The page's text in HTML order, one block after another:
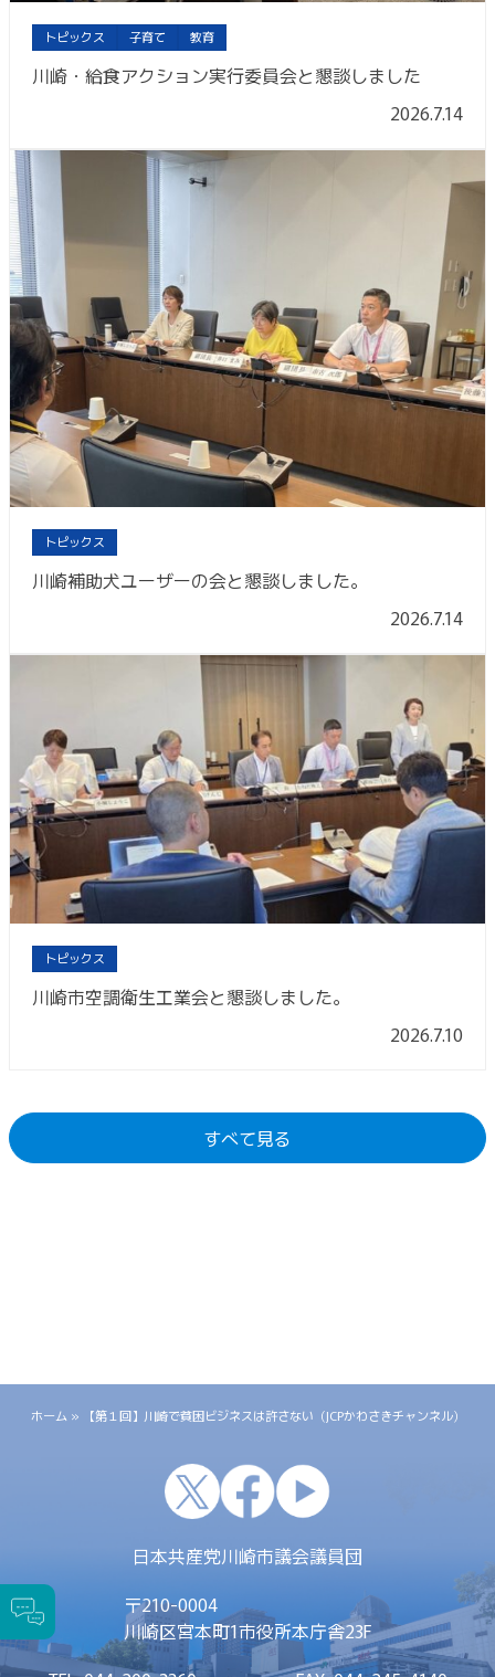
トピックス 子育て 教育
川崎・給食アクション実行委員会と懇談しました
2026.7.14
トピックス
川崎補助犬ユーザーの会と懇談しました。
2026.7.14
トピックス
川崎市空調衛生工業会と懇談しました。
2026.7.10
すべて見る
ホーム» 【第１回】川崎で貧困ビジネスは許さない（JCPかわさきチャンネル）
x facebook
日本共産党川崎市議会議員団
〒210-0004
川崎区宮本町1市役所本庁舎23F